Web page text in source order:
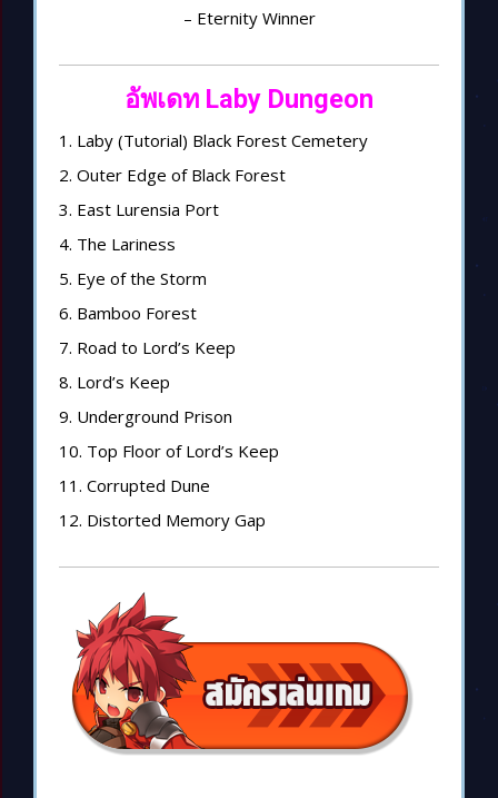
– Eternity Winner
อัพเดท Laby Dungeon
1. Laby (Tutorial) Black Forest Cemetery
2. Outer Edge of Black Forest
3. East Lurensia Port
4. The Lariness
5. Eye of the Storm
6. Bamboo Forest
7. Road to Lord’s Keep
8. Lord’s Keep
9. Underground Prison
10. Top Floor of Lord’s Keep
11. Corrupted Dune
12. Distorted Memory Gap